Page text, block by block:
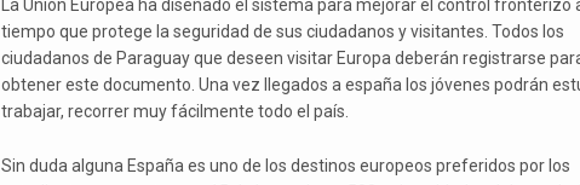
La Unión Europea ha diseñado el sistema para mejorar el control fronterizo
tiempo que protege la seguridad de sus ciudadanos y visitantes. Todos los
ciudadanos de Paraguay que deseen visitar Europa deberán registrarse
obtener este documento. Una vez llegados a españa los jóvenes podrán
trabajar, recorrer muy fácilmente todo el país.
Sin duda alguna España es uno de los destinos europeos preferidos por los